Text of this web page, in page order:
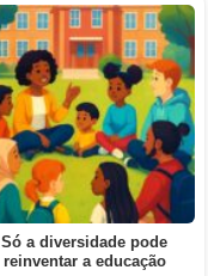
Só a diversidade pode
reinventar a educação